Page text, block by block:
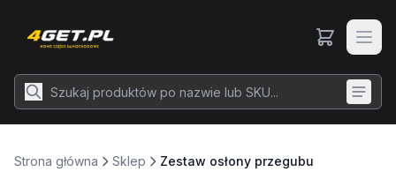
Strona główna Sklep Zestaw osłony przegubu